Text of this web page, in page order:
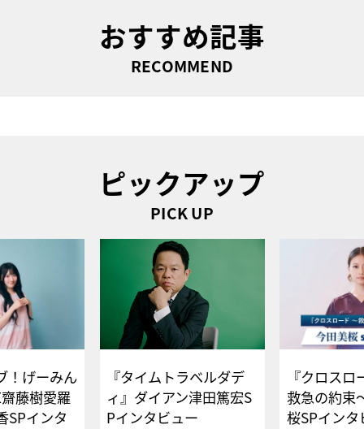
おすすめ記事
RECOMMEND
ピックアップ
PICK UP
！げーみん
藤樹愛羅
SPインタ
『タイムトラベルダデ
ィ』ダイアン津田篤宏S
Pインタビュー
『クロス
救急の約束
桜SPイ